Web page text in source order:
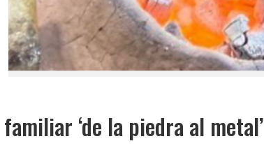
‘de la piedra al metal’